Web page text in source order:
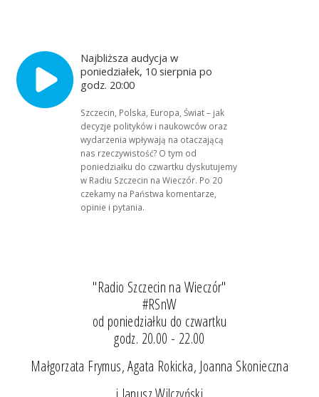
Najbliższa audycja w
poniedziałek, 10 sierpnia po
godz. 20:00
Szczecin, Polska, Europa, Świat – jak
decyzje polityków i naukowców oraz
wydarzenia wpływają na otaczającą
nas rzeczywistość? O tym od
poniedziałku do czwartku dyskutujemy
w Radiu Szczecin na Wieczór. Po 20
czekamy na Państwa komentarze,
opinie i pytania.
"Radio Szczecin na Wieczór"
#RSnW
od poniedziałku do czwartku
godz. 20.00 - 22.00
Małgorzata Frymus, Agata Rokicka, Joanna Skonieczna